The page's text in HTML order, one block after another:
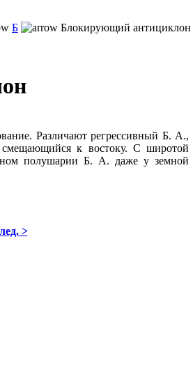
Б Блокирующий антициклон
Различают регрессивный Б. Α.,
к востоку. С широтой
полушарии Б. А. даже у земной
>